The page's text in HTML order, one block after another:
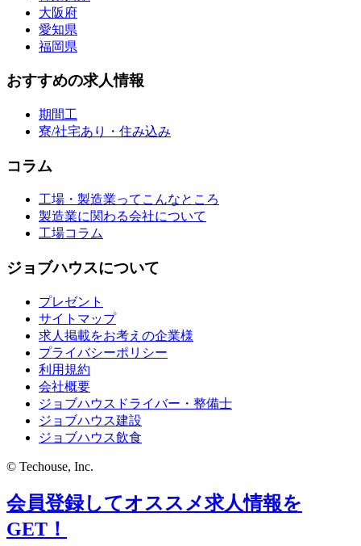
大阪府
愛知県
福岡県
おすすめの求人情報
期間工
寮/社宅あり・住み込み
コラム
工場・製造業ってこんなところ
製造業に関わる会社について
工場コラム
ジョブハウスについて
プレゼント
サイトマップ
求人掲載をお考えの企業様
プライバシーポリシー
利用規約
会社概要
ジョブハウスドライバー・整備士
ジョブハウス建設
ジョブハウス飲食
© Techouse, Inc.
会員登録してオススメ求人情報を
GET！